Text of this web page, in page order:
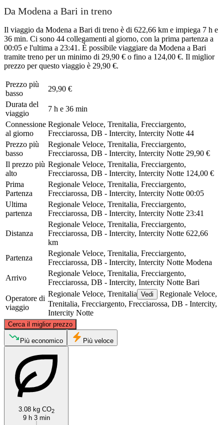
Da Modena a Bari in treno
Il viaggio da Modena a Bari di treno è di 622,66 km e impiega 7 h e
36 min. Ci sono 44 collegamenti al giorno, con la prima partenza a
00:05 e l'ultima a 23:41. È possibile viaggiare da Modena a Bari
tramite treno per un minimo di 29,90 € o fino a 124,00 €. Il miglior
prezzo per questo viaggio è 29,90 €.
Prezzo più
basso
29,90 €
Durata del
viaggio
7 h e 36 min
Connessione
al giorno
Regionale Veloce, Trenitalia, Frecciargento,
Frecciarossa, DB - Intercity, Intercity Notte 44
Prezzo più
basso
Regionale Veloce, Trenitalia, Frecciargento,
Frecciarossa, DB - Intercity, Intercity Notte 29,90 €
Il prezzo più
alto
Regionale Veloce, Trenitalia, Frecciargento,
Frecciarossa, DB - Intercity, Intercity Notte 124,00 €
Prima
Partenza
Regionale Veloce, Trenitalia, Frecciargento,
Frecciarossa, DB - Intercity, Intercity Notte 00:05
Ultima
partenza
Regionale Veloce, Trenitalia, Frecciargento,
Frecciarossa, DB - Intercity, Intercity Notte 23:41
Distanza
Regionale Veloce, Trenitalia, Frecciargento,
Frecciarossa, DB - Intercity, Intercity Notte 622,66
km
Partenza
Regionale Veloce, Trenitalia, Frecciargento,
Frecciarossa, DB - Intercity, Intercity Notte Modena
Arrivo
Regionale Veloce, Trenitalia, Frecciargento,
Frecciarossa, DB - Intercity, Intercity Notte Bari
Operatore di
viaggio
Regionale Veloce, Trenitalia Vedi
Regionale Veloce,
Trenitalia, Frecciargento, Frecciarossa, DB - Intercity,
Intercity Notte
Cerca il miglior prezzo
Modena
Più economico Più veloce
3.08 kg CO2
9 h 3 min